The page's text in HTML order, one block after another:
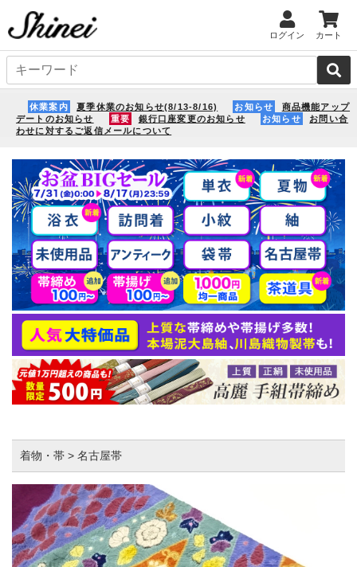
ログイン カート
休業案内 夏季休業のお知らせ(8/13-8/16) お知らせ
商品機能アップ
デートのお知らせ
重要 銀行口座変更のお知らせ お知らせ
お問い合
わせに対するご返信メールについて
着物・帯 > 名古屋帯